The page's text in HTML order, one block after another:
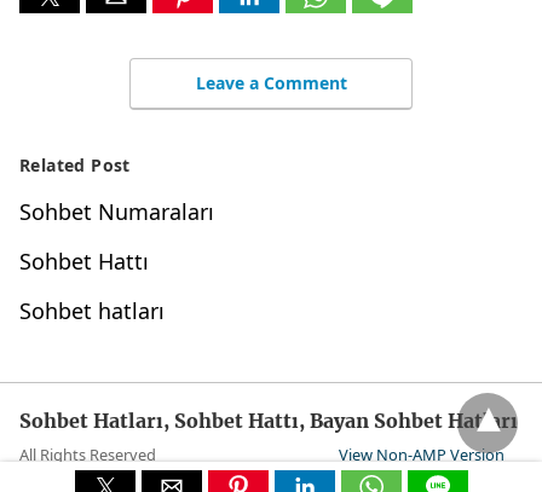
Leave a Comment
Related Post
Sohbet Numaraları
Sohbet Hattı
Sohbet hatları
Sohbet Hatları, Sohbet Hattı, Bayan Sohbet Hatları
All Rights Reserved View Non-AMP Version